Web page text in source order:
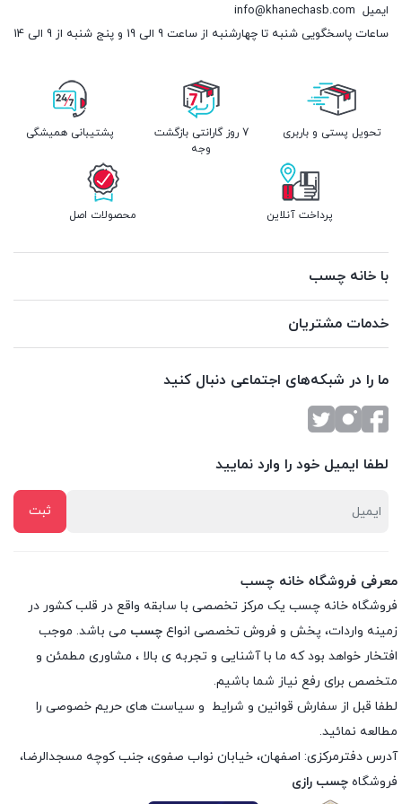
ایمیل info@khanechasb.com
ساعات پاسخگویی شنبه تا چهارشنبه از ساعت 9 الی 19 و پنج شنبه از 9 الی 14
تحویل پستی و باربری
7 روز گارانتی بازگشت
وجه
پشتیبانی همیشگی
پرداخت آنلاین محصولات اصل
با خانه چسب
خدمات مشتریان
ما را در شبکه‌های اجتماعی دنبال کنید
لطفا ایمیل خود را وارد نمایید
معرفی فروشگاه خانه چسب
فروشگاه خانه چسب یک مرکز تخصصی با سابقه واقع در قلب کشور در
زمینه واردات، پخش و فروش تخصصی انواع چسب می باشد. موجب
افتخار خواهد بود که ما با آشنایی و تجربه ی بالا ، مشاوری مطمئن و
متخصص برای رفع نیاز شما باشیم.
لطفا قبل از سفارش قوانین و شرایط و سیاست های حریم خصوصی را
مطالعه نمائید.
آدرس دفترمرکزی: اصفهان، خیابان نواب صفوی، جنب کوچه مسجدالرضا،
فروشگاه چسب رازی